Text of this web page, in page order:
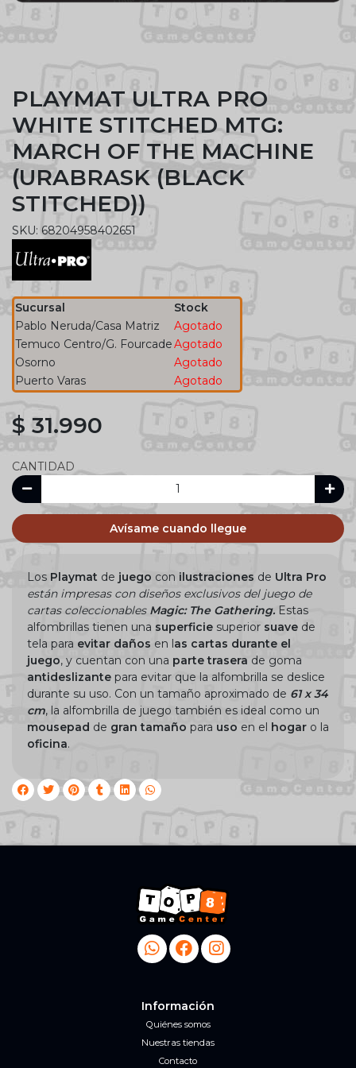
PLAYMAT ULTRA PRO
WHITE STITCHED MTG:
MARCH OF THE MACHINE
(URABRASK (BLACK
STITCHED))
SKU: 68204958402651
Sucursal
Stock
Pablo Neruda/Casa Matriz
Agotado
Temuco Centro/G. FourcadeAgotado
Osorno
Agotado
Puerto Varas
Agotado
$ 31.990
CANTIDAD
Avísame cuando llegue
Los Playmat de juego con ilustraciones de Ultra Pro
estánimpresas con diseños exclusivos del juego de
cartas coleccionables Magic: The Gathering. Estas
alfombrillas tienen una superficie superior suave de
tela para evitar daños en las cartas durante el
juego, y cuentan con una parte trasera de goma
antideslizante para evitar que la alfombrilla se deslice
durante su uso. Con un tamaño aproximado de 61 x 34
cm, la alfombrilla de juego también es ideal como un
mousepad de gran tamaño para uso en el hogar o la
oficina.
Información
Quiénes somos
Nuestras tiendas
Contacto